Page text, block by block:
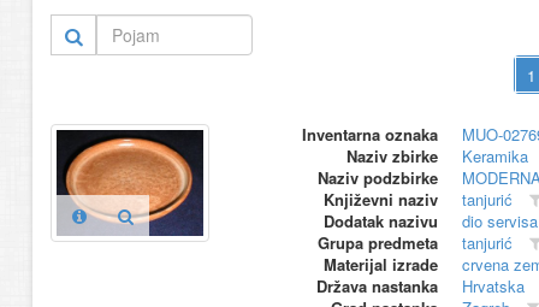
Inventarna oznaka
MUO-
Naziv zbirke
Keramika
Naziv podzbirke
Književni naziv
tanjurić
Dodatak nazivu
dio
Grupa predmeta
tanjurić
Materijal izrade
crvena
Država nastanka
Hrvatska